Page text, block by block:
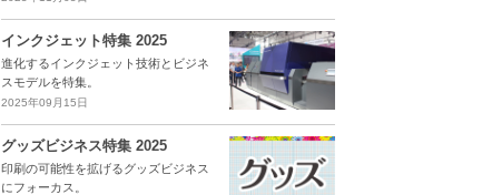
インクジェット特集 2025
進化するインクジェット技術とビジネ
スモデルを特集。
2025年09月15日
グッズビジネス特集 2025
印刷の可能性を拡げるグッズビジネス
にフォーカス。